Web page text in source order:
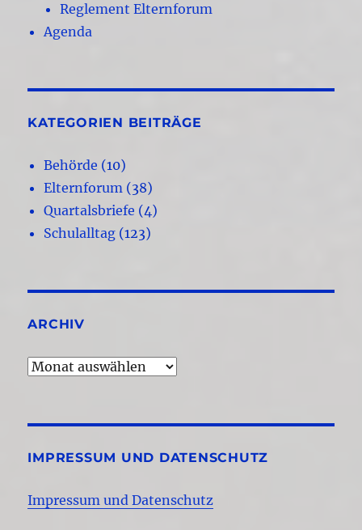
Reglement Elternforum
Agenda
KATEGORIEN BEITRÄGE
Behörde (10)
Elternforum (38)
Quartalsbriefe (4)
Schulalltag (123)
ARCHIV
Archiv
IMPRESSUM UND DATENSCHUTZ
Impressum und Datenschutz